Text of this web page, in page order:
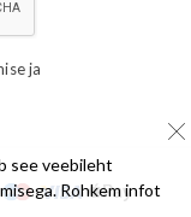
ja
see veebileht
Rohkem infot